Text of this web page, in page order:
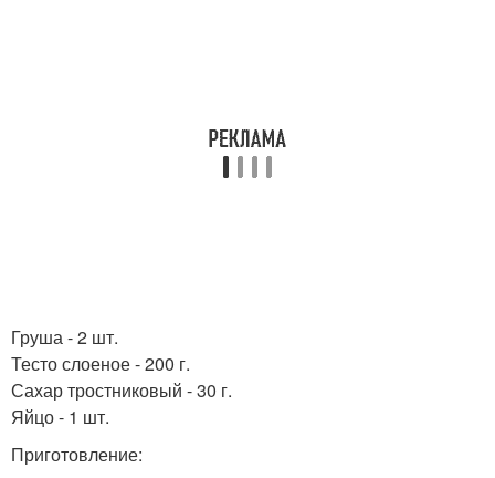
Груша - 2 шт.
Тесто слоеное - 200 г.
Сахар тростниковый - 30 г.
Яйцо - 1 шт.
Приготовление: